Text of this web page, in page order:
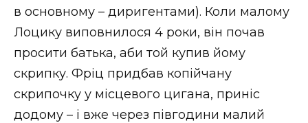
в основному – диригентами). Коли малому
Лоцику виповнилося 4 роки, він почав
просити батька, аби той купив йому
скрипку. Фріц придбав копійчану
скрипочку у місцевого цигана, приніс
додому – і вже через півгодини малий